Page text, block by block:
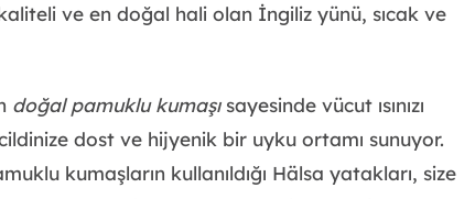
ve en doğal hali olan İngiliz yünü, sıcak ve
doğal pamuklu kumaşısayesinde vücut ısınızı
dost ve hijyenik bir uyku ortamı sunuyor.
kumaşların kullanıldığı Hälsa yatakları, size